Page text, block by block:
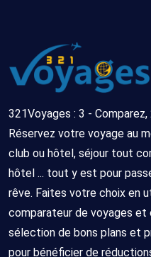
321Voyages : 3 -
Réservez votre voyage au
club ou hôtel, séjour tout
hôtel ... tout y est pour
rêve. Faites votre choix en
comparateur de voyages
sélection de bons plans et
pour bénéficier de